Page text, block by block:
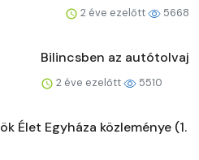
2 éve ezelőtt 5668
Bilincsben az autótolvaj
2 éve ezelőtt 5510
Élet Egyháza közleménye (1.